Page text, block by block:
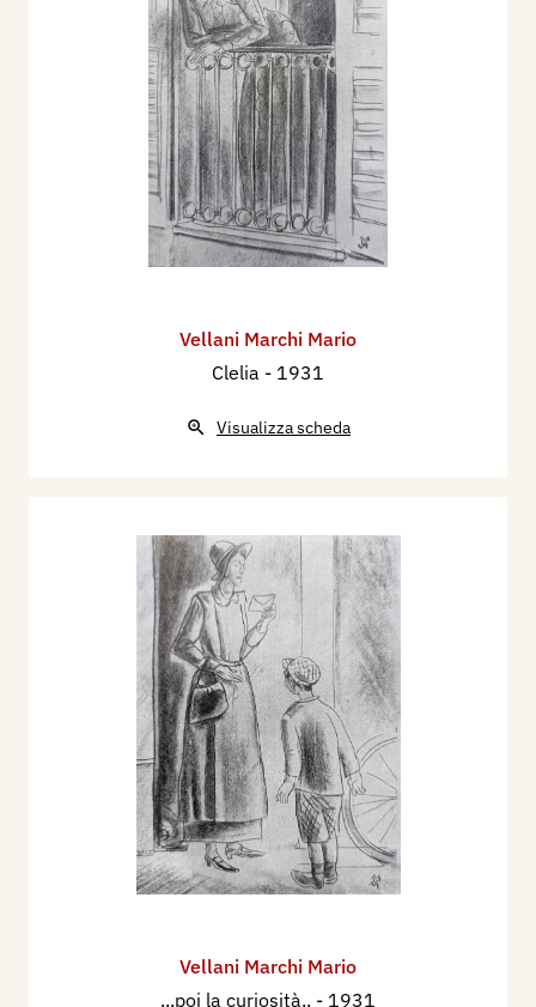
Vellani Marchi Mario
Clelia - 1931
Visualizza scheda
Vellani Marchi Mario
...poi la curiosità.. - 1931